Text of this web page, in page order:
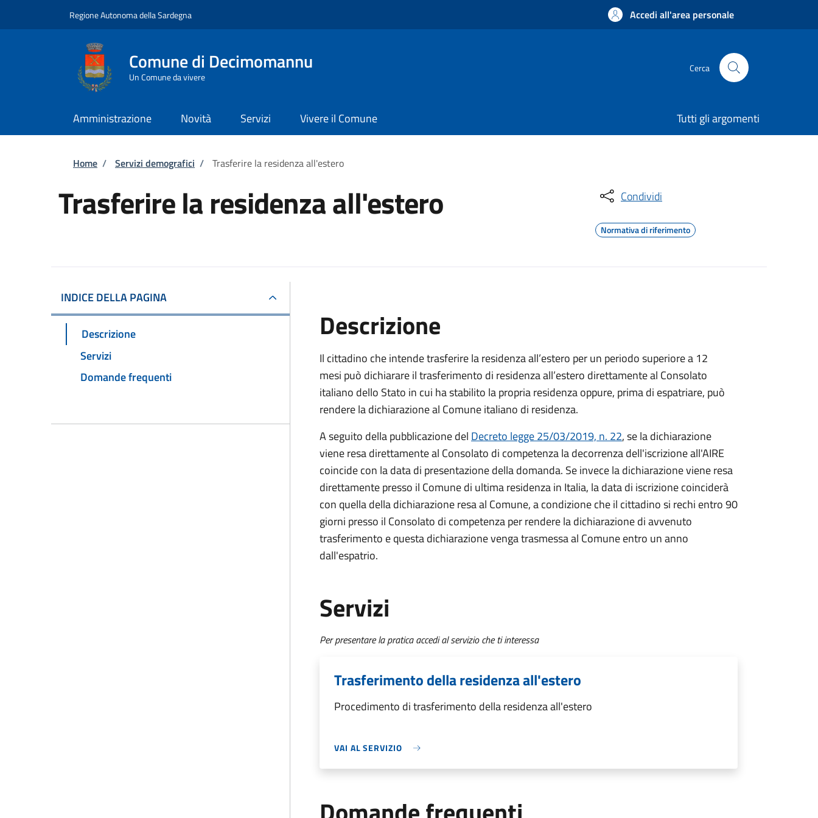
Regione Autonoma della Sardegna Accedi all'area personale
Comune di Decimomannu
Un Comune da vivere
Cerca
Amministrazione Novità Servizi Vivere il Comune Tutti gli argomenti
Briciole di pane
Home / Servizi demografici / Trasferire la residenza all'estero
Trasferire la residenza all'estero Condividi
Normativa di riferimento
INDICE DELLA PAGINA
Descrizione
Servizi
Domande frequenti
Descrizione
Il cittadino che intende trasferire la residenza all’estero per un periodo superiore a 12
mesi può dichiarare il trasferimento di residenza all’estero direttamente al Consolato
italiano dello Stato in cui ha stabilito la propria residenza oppure, prima di espatriare, può
rendere la dichiarazione al Comune italiano di residenza.
A seguito della pubblicazione del Decreto legge 25/03/2019, n. 22, se la dichiarazione
viene resa direttamente al Consolato di competenza la decorrenza dell'iscrizione all'AIRE
coincide con la data di presentazione della domanda. Se invece la dichiarazione viene resa
direttamente presso il Comune di ultima residenza in Italia, la data di iscrizione coinciderà
con quella della dichiarazione resa al Comune, a condizione che il cittadino si rechi entro 90
giorni presso il Consolato di competenza per rendere la dichiarazione di avvenuto
trasferimento e questa dichiarazione venga trasmessa al Comune entro un anno
dall'espatrio.
Servizi
Per presentare la pratica accedi al servizio che ti interessa
Trasferimento della residenza all'estero
Procedimento di trasferimento della residenza all'estero
VAI AL SERVIZIO